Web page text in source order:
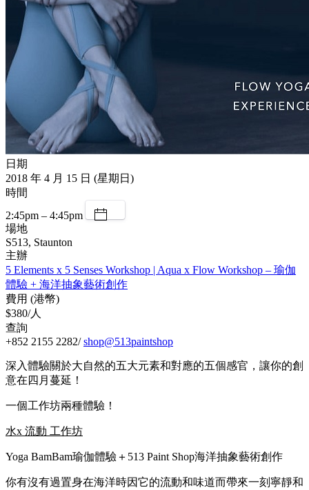
日期
2018 年 4 月 15 日 (星期日)
時間
2:45pm – 4:45pm
場地
S513, Staunton
主辦
5 Elements x 5 Senses Workshop | Aqua x Flow Workshop – 瑜伽
體驗 + 海洋抽象藝術創作
費用 (港幣)
$380/人
查詢
+852 2155 2282/shop@513paintshop
深入體驗關於大自然的五大元素和對應的五個感官，讓你的創
意在四月蔓延！
一個工作坊兩種體驗！
水x 流動 工作坊
Yoga BamBam瑜伽體驗＋513 Paint Shop海洋抽象藝術創作
你有沒有過置身在海洋時因它的流動和味道而帶來一刻寧靜和